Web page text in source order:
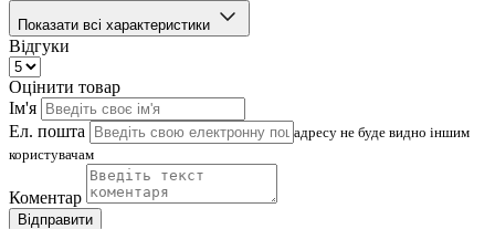
Показати всі характеристики
Відгуки
Оцінити товар
Ім'я
Ел. пошта
адресу не буде видно іншим
користувачам
Коментар
Відправити